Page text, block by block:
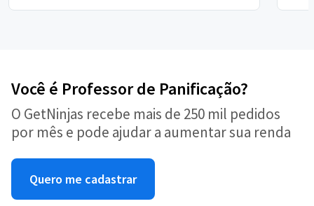
Você é Professor de Panificação?
O GetNinjas recebe mais de 250 mil pedidos
por mês e pode ajudar a aumentar sua renda
Quero me cadastrar